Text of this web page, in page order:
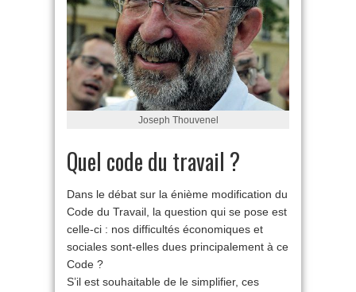
Joseph Thouvenel
Quel code du travail ?
Dans le débat sur la énième modification du
Code du Travail, la question qui se pose est
celle-ci : nos difficultés économiques et
sociales sont-elles dues principalement à ce
Code ?
S’il est souhaitable de le simplifier, ces